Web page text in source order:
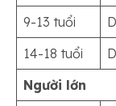
9-13 tuổi
14-18 tuổi
Người lớn